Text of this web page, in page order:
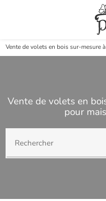
Vente de volets en bois sur-mesure
Vente de volets en
pour
Rechercher
Panneau de gestion des